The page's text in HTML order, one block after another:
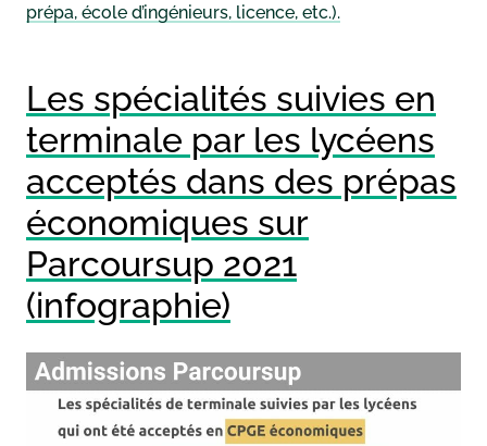
prépa, école d’ingénieurs, licence, etc.).
Les spécialités suivies en
terminale par les lycéens
acceptés dans des prépas
économiques sur
Parcoursup 2021
(infographie)